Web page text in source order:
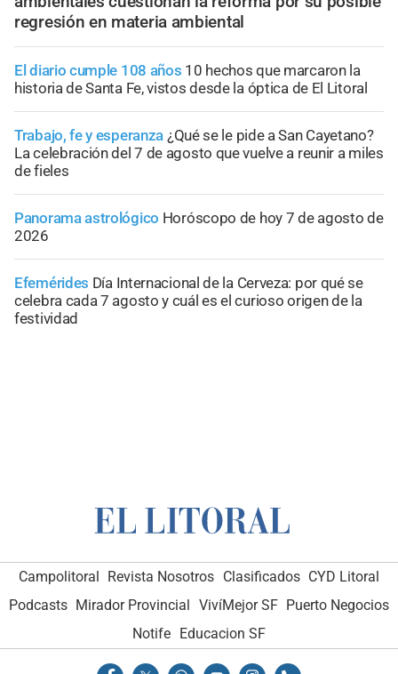
regresión en materia ambiental
El diario cumple 108 años 10 hechos que marcaron la
historia de Santa Fe, vistos desde la óptica de El Litoral
Trabajo, fe y esperanza ¿Qué se le pide a San Cayetano?
La celebración del 7 de agosto que vuelve a reunir a miles
de fieles
Panorama astrológico Horóscopo de hoy 7 de agosto de
2026
Efemérides Día Internacional de la Cerveza: por qué se
celebra cada 7 agosto y cuál es el curioso origen de la
festividad
Campolitoral Revista Nosotros Clasificados CYD Litoral
Podcasts Mirador Provincial VivíMejor SF Puerto Negocios
Notife Educacion SF